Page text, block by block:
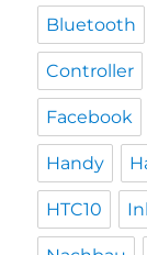
Bluetooth
Controller
Facebook
Handy
HTC10